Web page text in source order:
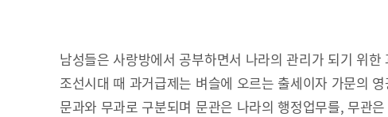
남성들은 사랑방에서 공부하면서 나라의 관리가 되기 위한
조선시대 때 과거급제는 벼슬에 오르는 출세이자 가문의
문과와 무과로 구분되며 문관은 나라의 행정업무를, 무관